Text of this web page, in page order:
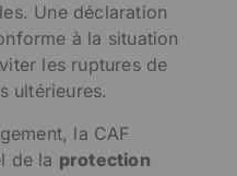
Une déclaration
à la situation
les ruptures de
ultérieures.
la CAF
de la protection